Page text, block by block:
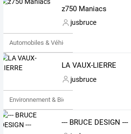
z750 Maniacs
jusbruce
Automobiles & Véhicules
LA VAUX-LIERRE
jusbruce
Environnement & Bio
--- BRUCE DESIGN ---